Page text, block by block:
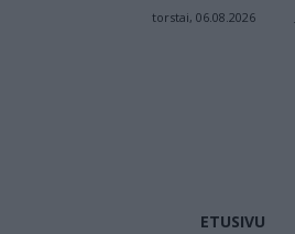
torstai, 06.08.2026
ETUSIVU